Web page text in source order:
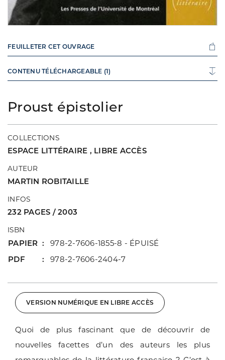
Proust épistolier
COLLECTIONS
ESPACE LITTÉRAIRE , LIBRE ACCÈS
AUTEUR
MARTIN ROBITAILLE
INFOS
232 PAGES / 2003
ISBN
PAPIER
978-2-7606-1855-8 - ÉPUISÉ
PDF
978-2-7606-2404-7
VERSION NUMÉRIQUE EN LIBRE ACCÈS
Quoi de plus fascinant que de découvrir de
nouvelles facettes d’un des auteurs les plus
FEUILLETER CET OUVRAGE
CONTENU TÉLÉCHARGEABLE (1)